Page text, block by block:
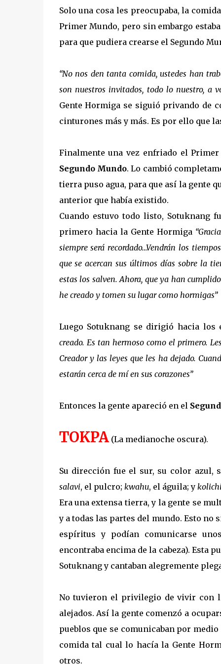
Solo una cosa les preocupaba, la
Primer Mundo, pero sin embargo
para que pudiera crearse el Segundo
“No nos den tanta comida, ustedes han
son nuestros invitados, todo lo nuestro, a
Gente Hormiga se siguió privando de
cinturones más y más. Es por ello que
Finalmente una vez enfriado el
Segundo Mundo. Lo cambió
tierra puso agua, para que así la gente
anterior que había existido.
Cuando estuvo todo listo, Sotuknang
primero hacia la Gente Hormiga
siempre será recordado…Vendrán los
que se acercan sus últimos días sobre la
estas los salven. Ahora, que ya han
he creado y tomen su lugar como hormigas”
Luego Sotuknang se dirigió hacia los
creado. Es tan hermoso como el primero.
Creador y las leyes que les ha dejado.
estarán cerca de mí en sus corazones”
Entonces la gente apareció en el
TOKPA(La medianoche oscura).
Su dirección fue el sur, su color azul,
salavi, el pulcro; kwahu, el águila; y
Era una extensa tierra, y la gente se
y a todas las partes del mundo. Esto no
espíritus y podían comunicarse
encontraba encima de la cabeza). Esta
Sotuknang y cantaban alegremente
No tuvieron el privilegio de vivir con
alejados. Así la gente comenzó a
pueblos que se comunicaban por
comida tal cual lo hacía la Gente
otros.